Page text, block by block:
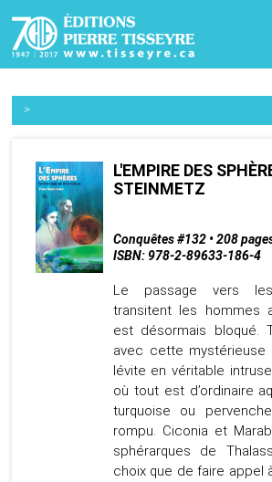
>
L'EMPIRE DES
STEINMETZ
Conquêtes #132 • 208
ISBN: 978-2-89633-186-4
Le passage vers
transitent les hommes
est désormais bloqué.
avec cette mystérieuse
lévite en véritable
où tout est d’ordinaire
turquoise ou
rompu. Ciconia et
sphérarques de
choix que de faire appel